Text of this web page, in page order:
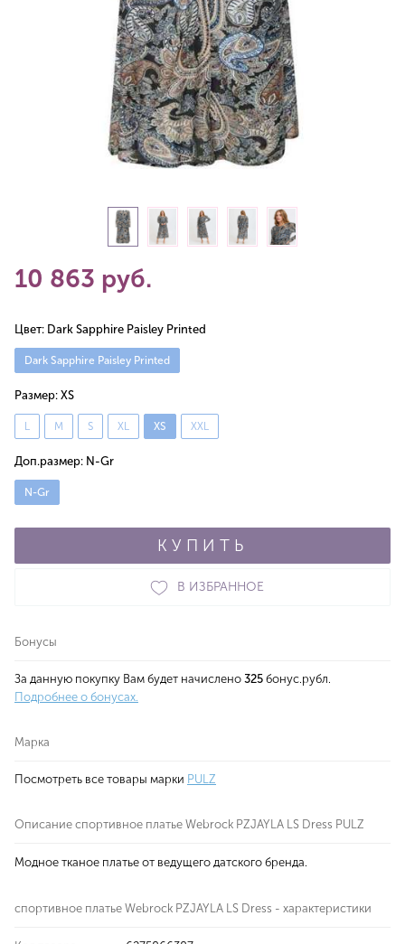
10 863 руб.
Цвет: Dark Sapphire Paisley Printed
Dark Sapphire Paisley Printed
Размер: XS
L M S XL XS XXL
Доп.размер: N-Gr
N-Gr
КУПИТЬ
В ИЗБРАННОЕ
Бонусы
За данную покупку Вам будет начислено 325 бонус.рубл.
Подробнее о бонусах.
Марка
Посмотреть все товары марки PULZ
Описание спортивное платье Webrock PZJAYLA LS Dress PULZ
Модное тканое платье от ведущего датского бренда.
спортивное платье Webrock PZJAYLA LS Dress - характеристики